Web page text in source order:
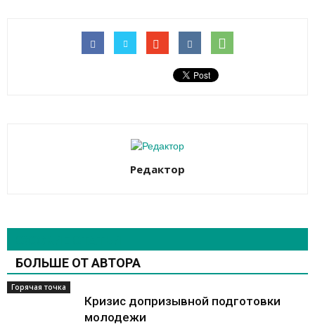
Редактор
БОЛЬШЕ ОТ АВТОРА
Горячая точка
Кризис допризывной подготовки
молодежи